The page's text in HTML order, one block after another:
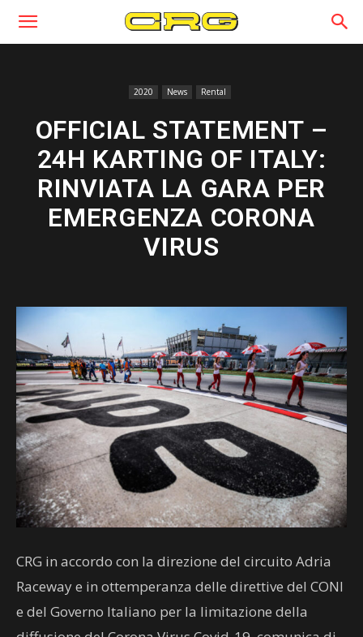
2020 News Rental
OFFICIAL STATEMENT –
24H KARTING OF ITALY:
RINVIATA LA GARA PER
EMERGENZA CORONA
VIRUS
CRG in accordo con la direzione del circuito Adria
Raceway e in ottemperanza delle direttive del CONI
e del Governo Italiano per la limitazione della